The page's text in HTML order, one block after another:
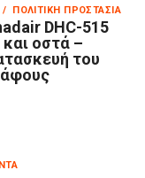
/ ΠΟΛΙΤΙΚΉ ΠΡΟΣΤΑΣΊΑ
DHC-515
οστά –
του